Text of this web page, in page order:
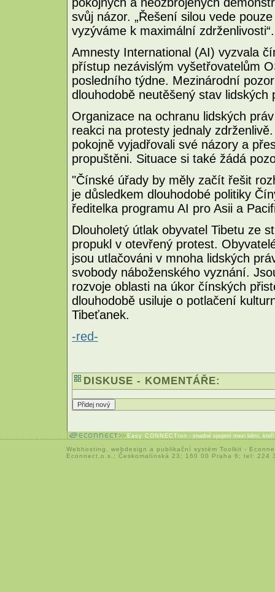
svůj názor. „Řešení silou vede
vyzýváme k maximální zdrženlivosti“.
Amnesty International (AI) vyzvala
přístup nezávislým vyšetřovatelům
posledního týdne. Mezinárodní
dlouhodobě neutěšený stav lidských
Organizace na ochranu lidských
reakci na protesty jednaly
pokojně vyjadřovali své názory a
propuštěni. Situace si také žádá
"Čínské úřady by měly začít řešit
je důsledkem dlouhodobé politiky
ředitelka programu AI pro Asii a
Dlouholetý útlak obyvatel Tibetu ze
propukl v otevřený protest.
jsou utlačováni v mnoha lidských
svobody náboženského vyznání.
rozvoje oblasti na úkor čínských
dlouhodobě usiluje o potlačení
Tibeťanek.
-red-
DISKUSE - KOMENTÁŘE:
Easy CONNECTion - snadné spojení mezi lidmi,
Webhosting webdesign a publikační systém Toolkit -
Econnect,o.s.; Českomalínská 23; 160 00 Praha 6; tel: 224